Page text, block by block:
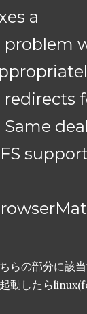
a
problem
redirects
Same
らの部分に該
動したら